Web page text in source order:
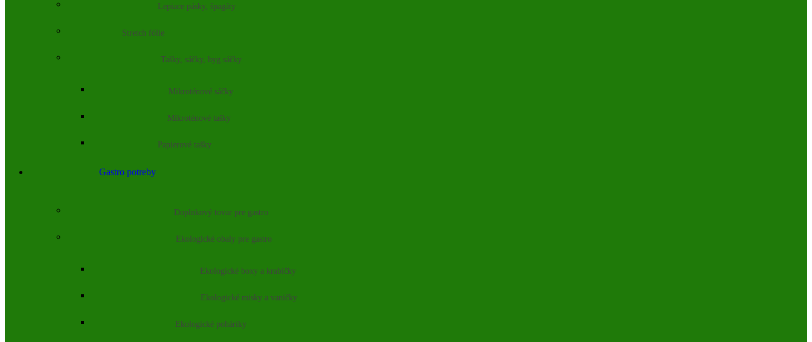
Lepiace pásky, špagáty
Stretch fólie
Tašky, sáčky, hyg sáčky
Mikroténové sáčky
Mikroténové tašky
Papierové tašky
Gastro potreby
Doplnkový tovar pre gastro
Ekologické obaly pre gastro
Ekologické boxy a krabičky
Ekologické misky a vaničky
Ekologické poháriky